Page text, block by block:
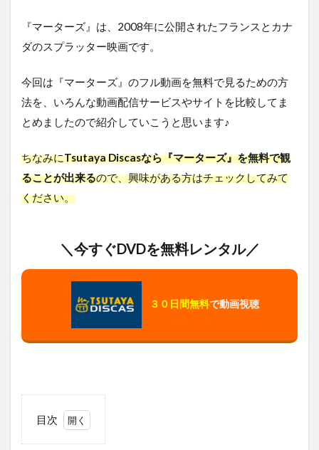
『マーターズ』は、2008年に公開されたフランスとカナ
ダのスプラッター映画です。
今回は『マーターズ』のフル動画を無料で見るための方
法を、いろんな動画配信サービスやサイトを比較してま
とめましたので紹介していこうと思います♪
ちなみにTsutaya Discasなら『マーターズ』を無料で観
ることが出来るので、興味がある方はチェックしてみて
ください。
＼今すぐDVDを無料レンタル／
３０日間無料で動画視聴
目次